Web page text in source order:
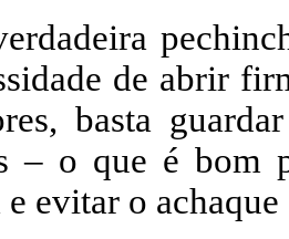
de abrir
basta
– o que é bom
evitar o